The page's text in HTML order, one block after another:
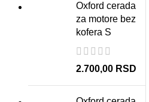
Oxford cerada
za motore bez
kofera S
2.700,00 RSD